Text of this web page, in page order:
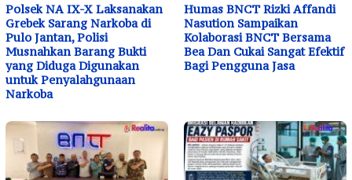
Polsek NA IX-X Laksanakan
Grebek Sarang Narkoba di
Pulo Jantan, Polisi
Musnahkan Barang Bukti
yang Diduga Digunakan
untuk Penyalahgunaan
Narkoba
Humas BNCT Rizki Affandi
Nasution Sampaikan
Kolaborasi BNCT Bersama
Bea Dan Cukai Sangat Efektif
Bagi Pengguna Jasa